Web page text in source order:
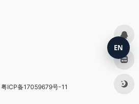
粤ICP备17059679号-11
EN